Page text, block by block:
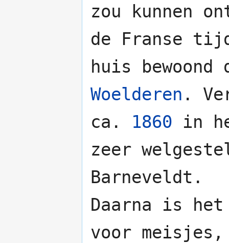
zou kunnen
de Franse
huis
Woelderen .
ca. 1860 in
zeer
Barneveldt.
Daarna is het
voor